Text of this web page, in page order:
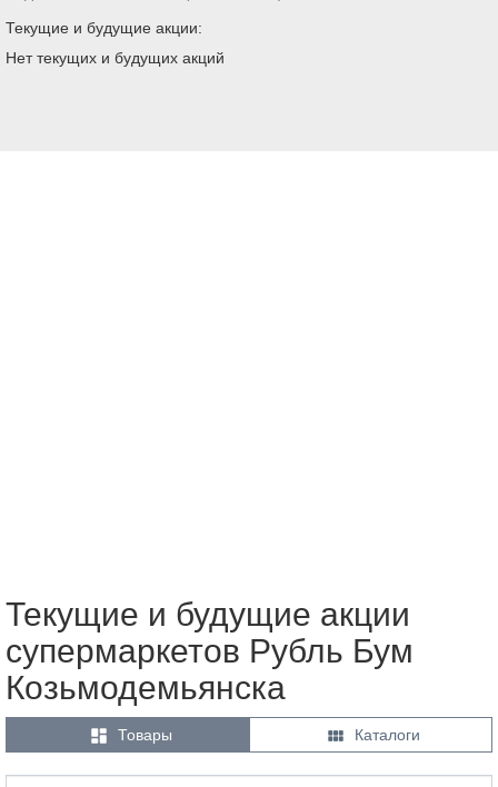
Текущие и будущие акции:
Нет текущих и будущих акций
Текущие и будущие акции
супермаркетов Рубль Бум
Козьмодемьянска
 Товары  Каталоги